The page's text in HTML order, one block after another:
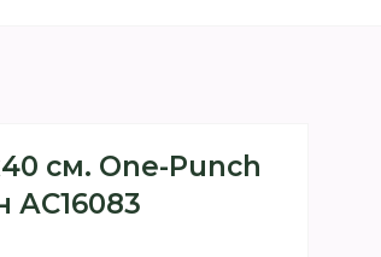
см. One-Punch
АС16083